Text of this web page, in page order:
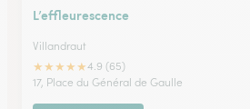
L’effleurescence
Villandraut
★★★★★4.9 (65)
17, Place du Général de Gaulle